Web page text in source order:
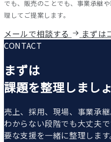
でも、販売のことでも、事業承継
理してご提案します。
メールで相談する
まずは
CONTACT
まずは
課題を整理しまし
売上、採用、現場、事業承
わからない段階でも大丈夫
要な支援を一緒に整理します